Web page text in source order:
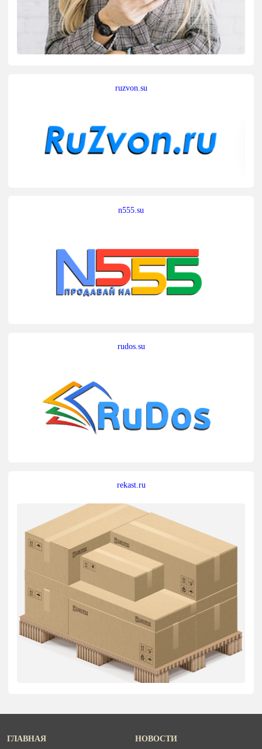
ruzvon.su
n555.su
rudos.su
rekast.ru
ГЛАВНАЯ НОВОСТИ